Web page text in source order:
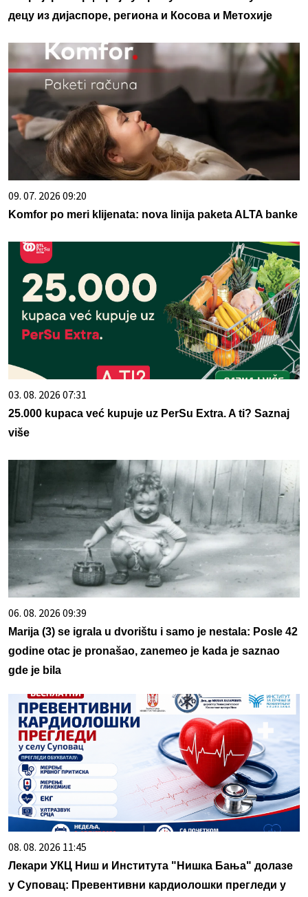
децу из дијаспоре, региона и Косова и Метохије
09. 07. 2026 09:20
Komfor po meri klijenata: nova linija paketa ALTA banke
03. 08. 2026 07:31
25.000 kupaca već kupuje uz PerSu Extra. A ti? Saznaj
više
06. 08. 2026 09:39
Marija (3) se igrala u dvorištu i samo je nestala: Posle 42
godine otac je pronašao, zanemeo je kada je saznao
gde je bila
08. 08. 2026 11:45
Лекари УКЦ Ниш и Института "Нишка Бања" долазе
у Суповац: Превентивни кардиолошки прегледи у